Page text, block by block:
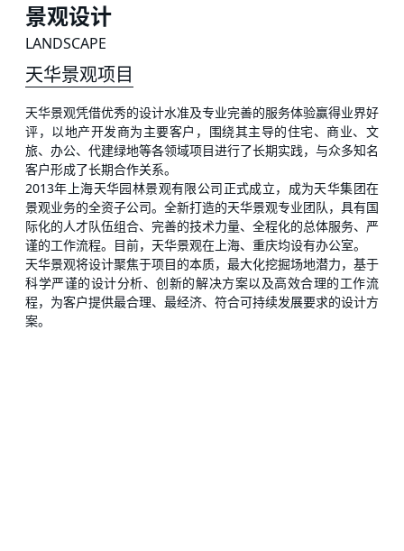
景观设计
LANDSCAPE
天华景观项目
天华景观凭借优秀的设计水准及专业完善的服务体验赢得业界好
评，以地产开发商为主要客户，围绕其主导的住宅、商业、文
旅、办公、代建绿地等各领域项目进行了长期实践，与众多知名
客户形成了长期合作关系。
2013年上海天华园林景观有限公司正式成立，成为天华集团在
景观业务的全资子公司。全新打造的天华景观专业团队，具有国
际化的人才队伍组合、完善的技术力量、全程化的总体服务、严
谨的工作流程。目前，天华景观在上海、重庆均设有办公室。
天华景观将设计聚焦于项目的本质，最大化挖掘场地潜力，基于
科学严谨的设计分析、创新的解决方案以及高效合理的工作流
程，为客户提供最合理、最经济、符合可持续发展要求的设计方
案。